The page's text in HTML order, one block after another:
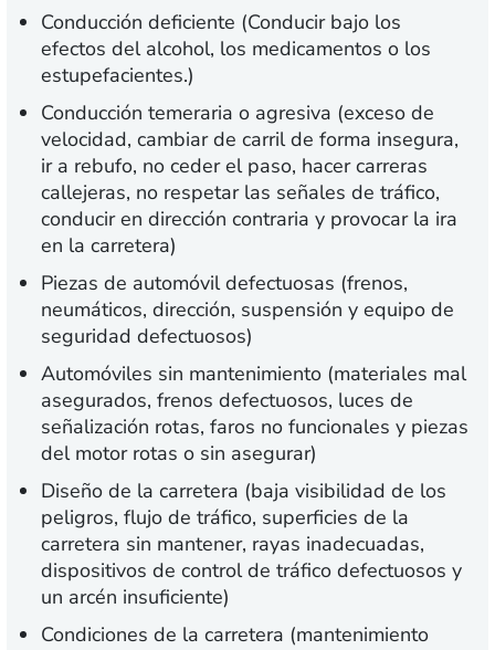
Conducción deficiente (Conducir bajo los
efectos del alcohol, los medicamentos o los
estupefacientes.)
Conducción temeraria o agresiva (exceso de
velocidad, cambiar de carril de forma insegura,
ir a rebufo, no ceder el paso, hacer carreras
callejeras, no respetar las señales de tráfico,
conducir en dirección contraria y provocar la ira
en la carretera)
Piezas de automóvil defectuosas (frenos,
neumáticos, dirección, suspensión y equipo de
seguridad defectuosos)
Automóviles sin mantenimiento (materiales mal
asegurados, frenos defectuosos, luces de
señalización rotas, faros no funcionales y piezas
del motor rotas o sin asegurar)
Diseño de la carretera (baja visibilidad de los
peligros, flujo de tráfico, superficies de la
carretera sin mantener, rayas inadecuadas,
dispositivos de control de tráfico defectuosos y
un arcén insuficiente)
Condiciones de la carretera (mantenimiento